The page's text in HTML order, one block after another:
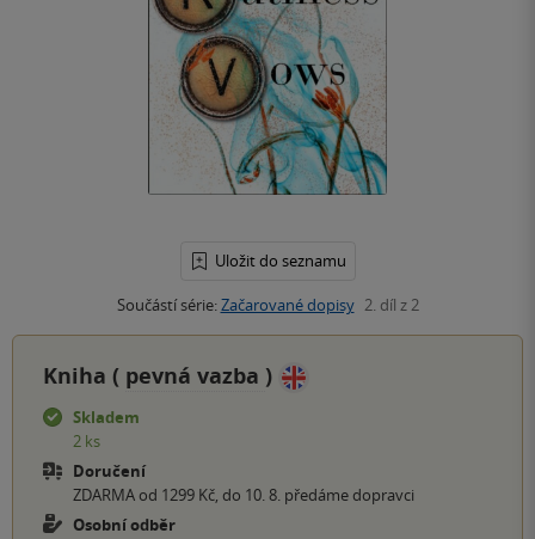
Uložit do seznamu
Součástí série:Začarované dopisy 2. díl z 2
Kniha ( pevná vazba )
Skladem
2 ks
Doručení
ZDARMA od 1299 Kč, do 10. 8. předáme dopravci
Osobní odběr